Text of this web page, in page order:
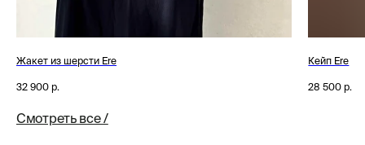
Жакет из шерсти Ere
32 900 р.
Кейп Ere
28 500 р.
Смотреть все /